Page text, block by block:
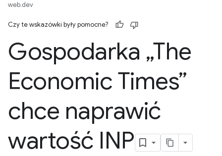
web.dev
Czy te wskazówki były pomocne?
Gospodarka „The
Economic Times”
chce naprawić
wartość INP